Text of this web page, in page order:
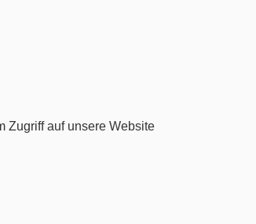
Zugriff auf unsere Website